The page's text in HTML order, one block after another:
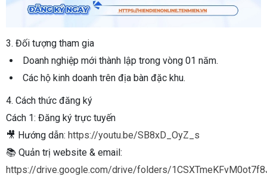
3. Đối tượng tham gia
Doanh nghiệp mới thành lập trong vòng 01 năm.
Các hộ kinh doanh trên địa bàn đặc khu.
4. Cách thức đăng ký
Cách 1: Đăng ký trực tuyến
🎥 Hướng dẫn: https://youtu.be/SB8xD_OyZ_s
📚 Quản trị website & email:
https://drive.google.com/drive/folders/